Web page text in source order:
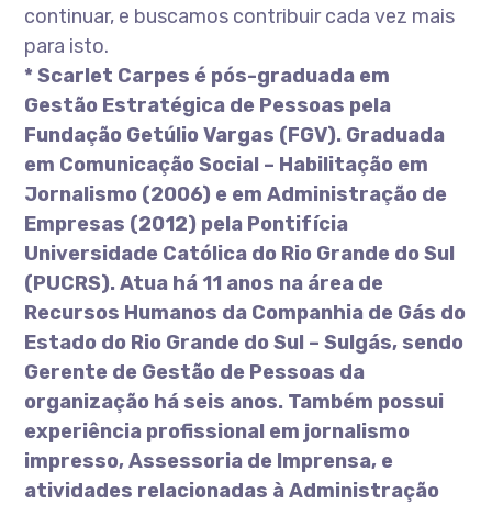
continuar, e buscamos contribuir cada vez mais
para isto.
* Scarlet Carpes é pós-graduada em
Gestão Estratégica de Pessoas pela
Fundação Getúlio Vargas (FGV). Graduada
em Comunicação Social – Habilitação em
Jornalismo (2006) e em Administração de
Empresas (2012) pela Pontifícia
Universidade Católica do Rio Grande do Sul
(PUCRS). Atua há 11 anos na área de
Recursos Humanos da Companhia de Gás do
Estado do Rio Grande do Sul – Sulgás, sendo
Gerente de Gestão de Pessoas da
organização há seis anos. Também possui
experiência profissional em jornalismo
impresso, Assessoria de Imprensa, e
atividades relacionadas à Administração